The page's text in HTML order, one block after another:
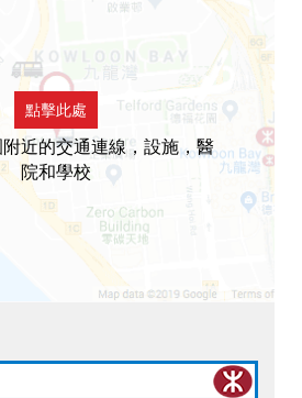
點擊此處
近的交通連線，設施，醫
院和學校